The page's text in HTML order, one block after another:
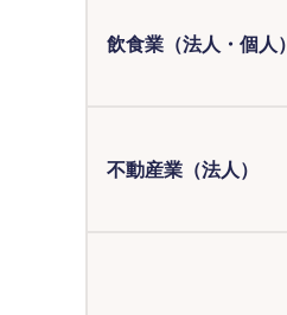
飲食業（法人・個人）
不動産業（法人）